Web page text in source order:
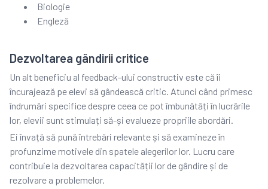
Biologie
Engleză
Dezvoltarea gândirii critice
Un alt beneficiu al feedback-ului constructiv este că îi
încurajează pe elevi să gândească critic. Atunci când primesc
îndrumări specifice despre ceea ce pot îmbunătăți în lucrările
lor, elevii sunt stimulați să-și evalueze propriile abordări.
Ei învață să pună întrebări relevante și să examineze în
profunzime motivele din spatele alegerilor lor. Lucru care
contribuie la dezvoltarea capacității lor de gândire și de
rezolvare a problemelor.